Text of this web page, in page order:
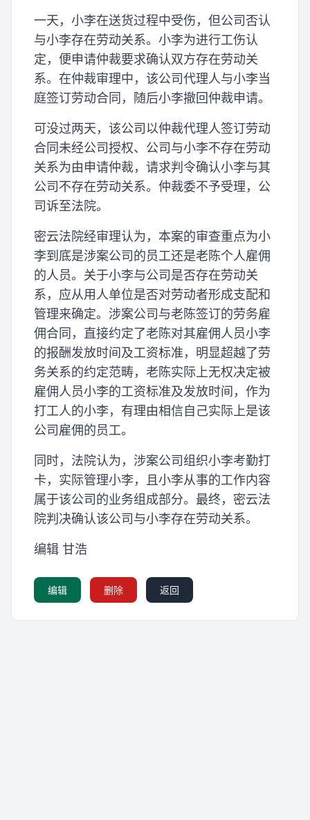
一天，小李在送货过程中受伤，但公司否认
与小李存在劳动关系。小李为进行工伤认
定，便申请仲裁要求确认双方存在劳动关
系。在仲裁审理中，该公司代理人与小李当
庭签订劳动合同，随后小李撤回仲裁申请。
可没过两天，该公司以仲裁代理人签订劳动
合同未经公司授权、公司与小李不存在劳动
关系为由申请仲裁，请求判令确认小李与其
公司不存在劳动关系。仲裁委不予受理，公
司诉至法院。
密云法院经审理认为，本案的审查重点为小
李到底是涉案公司的员工还是老陈个人雇佣
的人员。关于小李与公司是否存在劳动关
系，应从用人单位是否对劳动者形成支配和
管理来确定。涉案公司与老陈签订的劳务雇
佣合同，直接约定了老陈对其雇佣人员小李
的报酬发放时间及工资标准，明显超越了劳
务关系的约定范畴，老陈实际上无权决定被
雇佣人员小李的工资标准及发放时间，作为
打工人的小李，有理由相信自己实际上是该
公司雇佣的员工。
同时，法院认为，涉案公司组织小李考勤打
卡，实际管理小李，且小李从事的工作内容
属于该公司的业务组成部分。最终，密云法
院判决确认该公司与小李存在劳动关系。
编辑 甘浩
编辑 删除 返回